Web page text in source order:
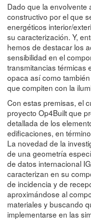
Dado que la envolvente
constructivo por el que
energéticos interior/
su caracterización. Y,
hemos de destacar los
sensibilidad en el
transmitancias térmicas
opaca así como
que compiten con la
Con estas premisas, el
proyecto Op4Built que
detallada de los
edificaciones, en
La novedad de la
de una geometría
de datos internacional
caracterizan en su
de incidencia y de
aproximándose al
materiales y buscando
implementarse en las